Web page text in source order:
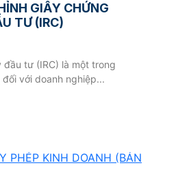
GIẤY CHỨNG
TƯ (IRC)
tư (IRC) là một trong
với doanh nghiệp...